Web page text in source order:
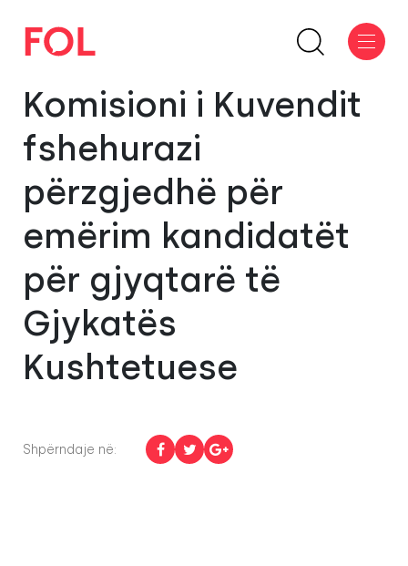
Komisioni i Kuvendit
fshehurazi
përzgjedhë për
emërim kandidatët
për gjyqtarë të
Gjykatës
Kushtetuese
Shpërndaje në: